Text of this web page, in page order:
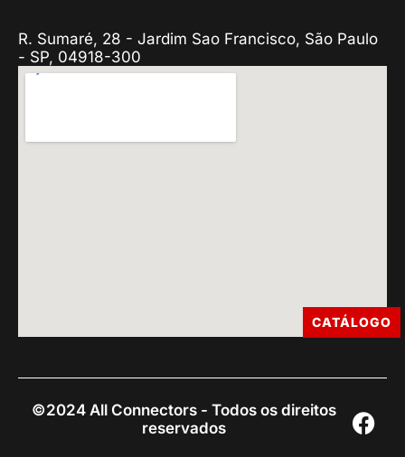
R. Sumaré, 28 - Jardim Sao Francisco, São Paulo
- SP, 04918-300
©2024 All Connectors - Todos os direitos
reservados
CATÁLOGO